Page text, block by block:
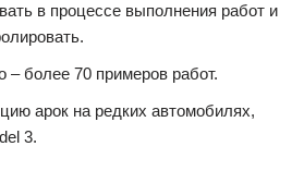
в процессе выполнения работ и
более 70 примеров работ.
арок на редких автомобилях,
3.